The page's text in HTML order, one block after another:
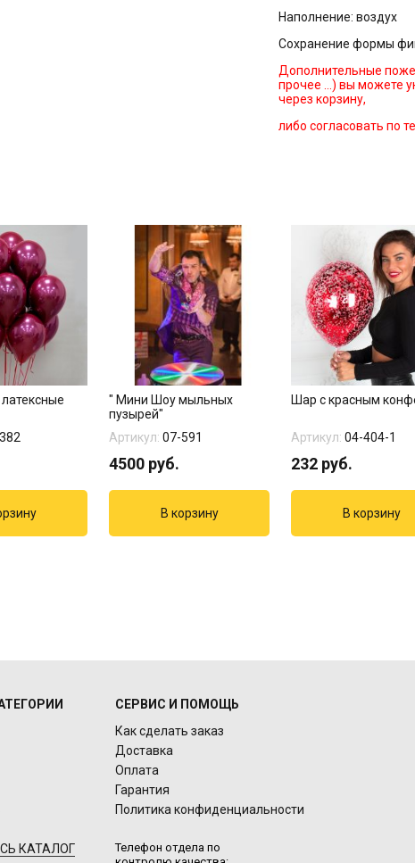
Наполнение: воздух
Сохранение формы
Дополнительные
прочее …) вы можете
через корзину,
либо согласовать по
" Мини Шоу мыльных
пузырей"
Артикул: 07-591
4500 руб.
Шар с красным
Артикул: 04-404-1
232 руб.
КАТАЛОГ
СЕРВИС И ПОМОЩЬ
Как сделать заказ
Доставка
Оплата
Гарантия
Политика конфиденциальности
Телефон отдела по